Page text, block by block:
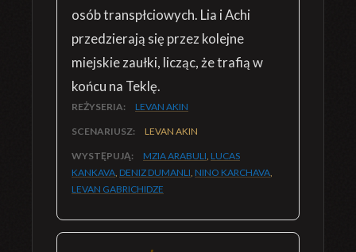
osób transpłciowych. Lia i Achi
przedzierają się przez kolejne
miejskie zaułki, licząc, że trafią w
końcu na Teklę.
REŻYSERIA: LEVAN AKIN
SCENARIUSZ: LEVAN AKIN
WYSTĘPUJĄ: MZIA ARABULI, LUCAS
KANKAVA, DENIZ DUMANLI, NINO KARCHAVA,
LEVAN GABRICHIDZE